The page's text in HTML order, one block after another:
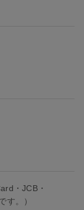
・JCB・
す。）